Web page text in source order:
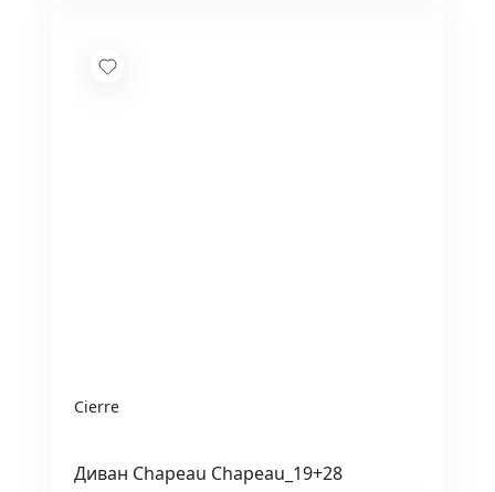
Cierre
Диван Chapeau Chapeau_19+28